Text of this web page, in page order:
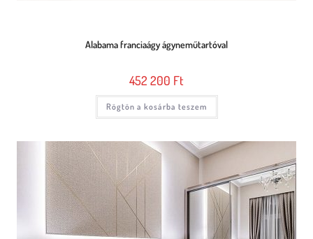
Alabama franciaágy ágyneműtartóval
452 200 Ft
Rögtön a kosárba teszem